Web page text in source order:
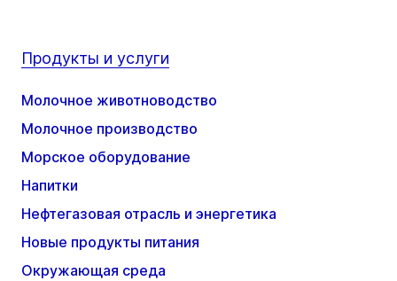
Продукты и услуги
Молочное животноводство
Молочное производство
Морское оборудование
Напитки
Нефтегазовая отрасль и энергетика
Новые продукты питания
Окружающая среда